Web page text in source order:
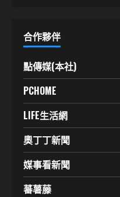
合作夥伴
點傳媒(本社)
PCHOME
LIFE生活網
奧丁丁新聞
媒事看新聞
蕃薯藤